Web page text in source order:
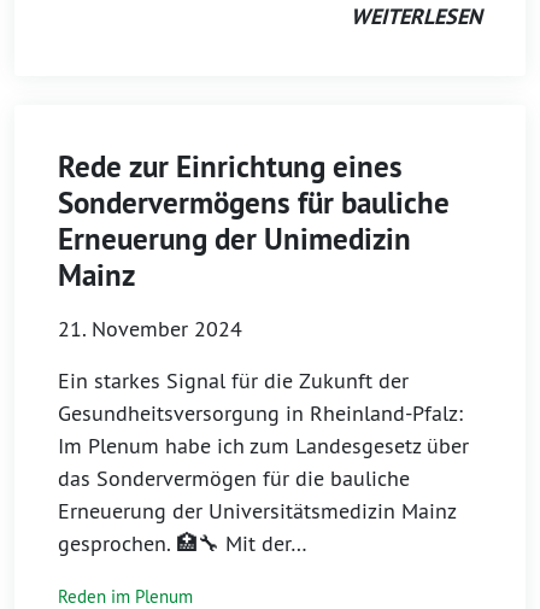
WEITERLESEN
Rede zur Einrichtung eines
Sondervermögens für bauliche
Erneuerung der Unimedizin
Mainz
21. November 2024
Ein starkes Signal für die Zukunft der
Gesundheitsversorgung in Rheinland-Pfalz:
Im Plenum habe ich zum Landesgesetz über
das Sondervermögen für die bauliche
Erneuerung der Universitätsmedizin Mainz
gesprochen. 🏥🔧 Mit der…
Reden im Plenum